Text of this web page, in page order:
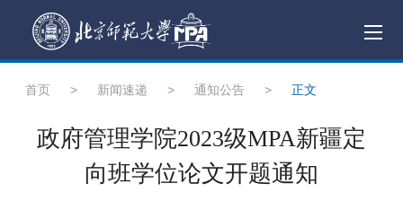
首页 > 新闻速递 > 通知公告 > 正文
政府管理学院2023级MPA新疆定
向班学位论文开题通知